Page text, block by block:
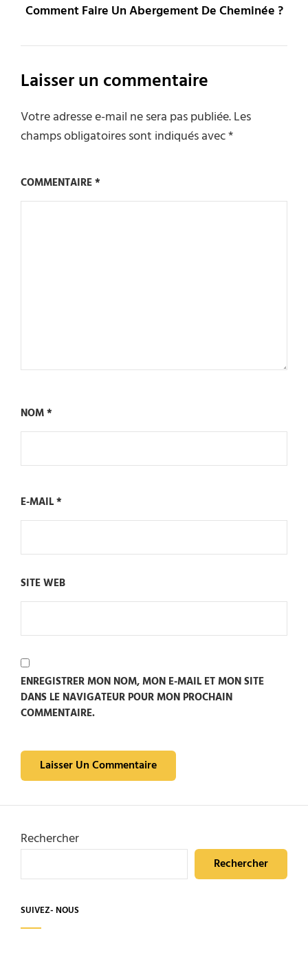
Comment Faire Un Abergement De Cheminée ?
Laisser un commentaire
Votre adresse e-mail ne sera pas publiée.Les
champs obligatoires sont indiqués avec*
COMMENTAIRE*
NOM*
E-MAIL*
SITE WEB
ENREGISTRER MON NOM, MON E-MAIL ET MON SITE
DANS LE NAVIGATEUR POUR MON PROCHAIN
COMMENTAIRE.
Rechercher
Rechercher
SUIVEZ- NOUS